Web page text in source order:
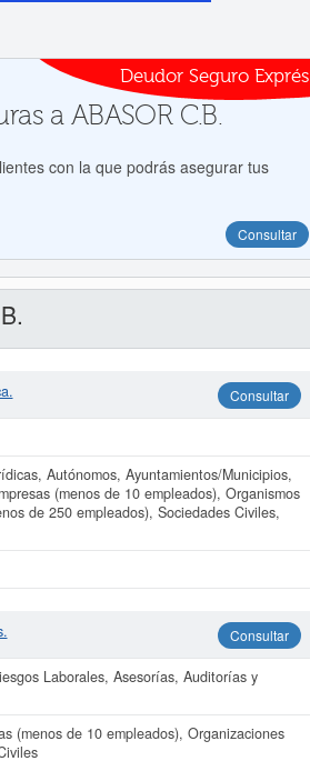
Deudor Seguro Exprés
a ABASOR C.B.
con la que podrás asegurar tus
Consultar
Consultar
Autónomos, Ayuntamientos/Municipios,
(menos de 10 empleados), Organismos
de 250 empleados), Sociedades Civiles,
Consultar
Laborales, Asesorías, Auditorías y
(menos de 10 empleados), Organizaciones